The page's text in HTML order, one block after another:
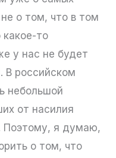
о том, что в том
то
у нас не будет
В российском
небольшой
от насилия
Поэтому, я думаю,
о том, что